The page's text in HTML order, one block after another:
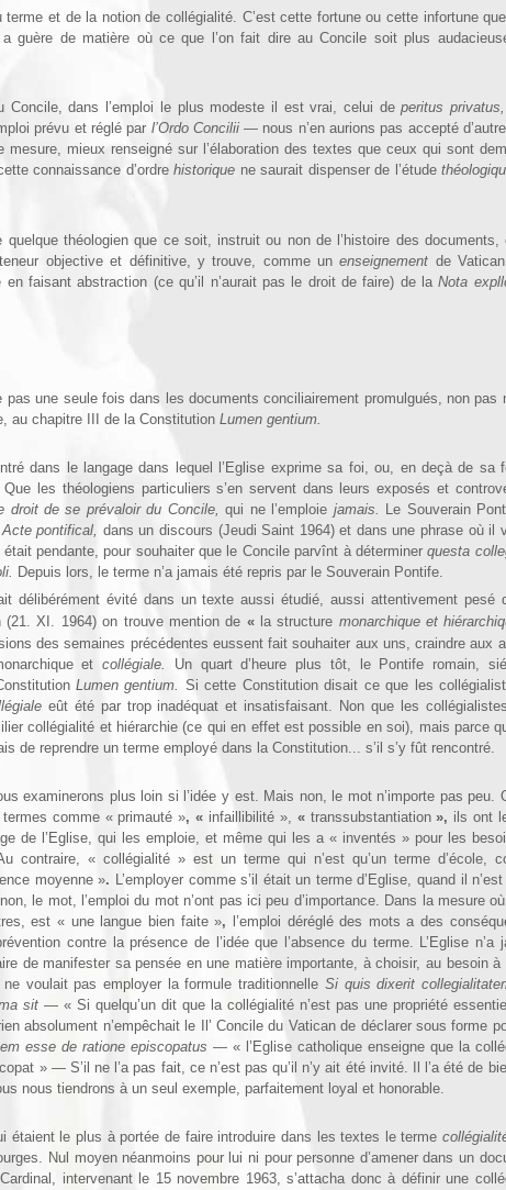
terme et de la notion de collégialité. C’est cette fortune ou cette in­fortune
a guère de matière où ce que l’on fait dire au Concile soit plus
Concile, dans l’emploi le plus modeste il est vrai, celui deperitus pri­vatus,
prévu et réglé par l’Ordo Concilii— nous n’en aurions pas accepté
mesure, mieux renseigné sur l’élaboration des textes que ceux qui sont
connaissance d’ordrehistorique ne saurait dispenser de l’étude
quelque théolo­gien que ce soit, instruit ou non de l’histoire des docu­ments,
objective et définitive, y trouve, comme unenseignement de
en faisant abstraction (ce qu’il n’aurait pas le droit de faire) de laNota
pas une seule fois dans les documents conciliairement promulgués, non pas
au chapitre III de la Constitution Lumen gentium.
dans le langage dans lequel l’Eglise exprime sa foi, ou, en deçà de sa
les théologiens particuliers s’en servent dans leurs exposés et
droit de se prévaloir du Concile,qui ne l’emploie jamais.
Le Sou­verain
Acte pontifical, dans un discours (Jeudi Saint 1964) et dans une phrase où il
pendante, pour souhaiter que le Concile parvînt à déterminerquesta
Depuis lors, le terme n’a jamais été repris par le Souverain Pontife.
délibérément évité dans un texte aussi étudié, aussi attentivement pe­sé
(21. XI. 1964) on trouve mention de « la structure monarchique et
des semaines précédentes eussent fait souhaiter aux uns, craindre aux
etcollégiale. Un quart d’heure plus tôt, le Pontife romain,
Lumen gentium. Si cette Constitution disait ce que les
eût été par trop inadéquat et insa­tisfaisant. Non que les
collégialité et hiérarchie (ce qui en effet est possible en soi), mais parce
de reprendre un terme employé dans la Constitution... s’il s’y fût rencontré.
examinerons plus loin si l’idée y est. Mais non, le mot n’importe pas peu.
comme « primauté », « infaillibilité », « transsubstantia­tion», ils ont
de l’Eglise, qui les emploie, et même qui les a « inventés » pour les
contraire, « collégialité » est un terme qui n’est qu’un terme d’école,
moyenne ». L’employer comme s’il était un terme d’Eglise, quand il n’est
le mot, l’emploi du mot n’ont pas ici peu d’importance. Dans la mesure
est « une langue bien faite »,
l’emploi déréglé des mots a des
contre la présence de l’idée que l’absence du terme. L’Eglise n’a
de mani­fester sa pensée en une matière importante, à choisir, au besoin à
voulait pas employer la formule traditionnelle Si quis dixerit
sit — « Si quelqu’un dit que la collégialité n’est pas une propriété
absolument n’empêchait le Il’ Concile du Vatican de déclarer sous forme
esse de ratione epis­copatus — « l’Eglise catholique enseigne que la
» — S’il ne l’a pas fait, ce n’est pas qu’il n’y ait été invité. Il l’a été de
nous tiendrons à un seul exemple, parfaitement loyal et honorable.
étaient le plus à portée de faire introduire dans les textes le terme
Nul moyen néanmoins pour lui ni pour personne d’amener dans un
intervenant le 15 novembre 1963, s’attacha donc à définir une